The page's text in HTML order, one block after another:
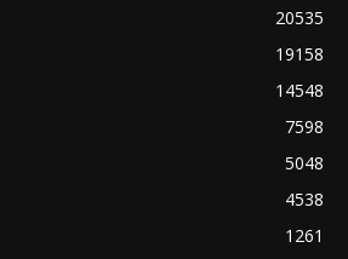
20535
19158
14548
7598
5048
4538
1261